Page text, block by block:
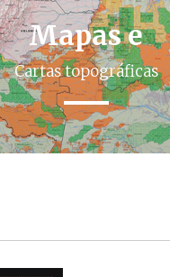
Mapas e
Cartas topográficas